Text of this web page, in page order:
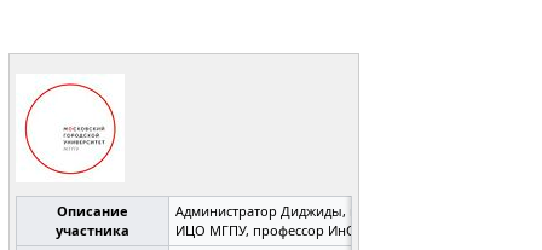
Описание
участника
Администратор Диджиды, професссор
ИЦО МГПУ, профессор ИнОбр ВШЭ